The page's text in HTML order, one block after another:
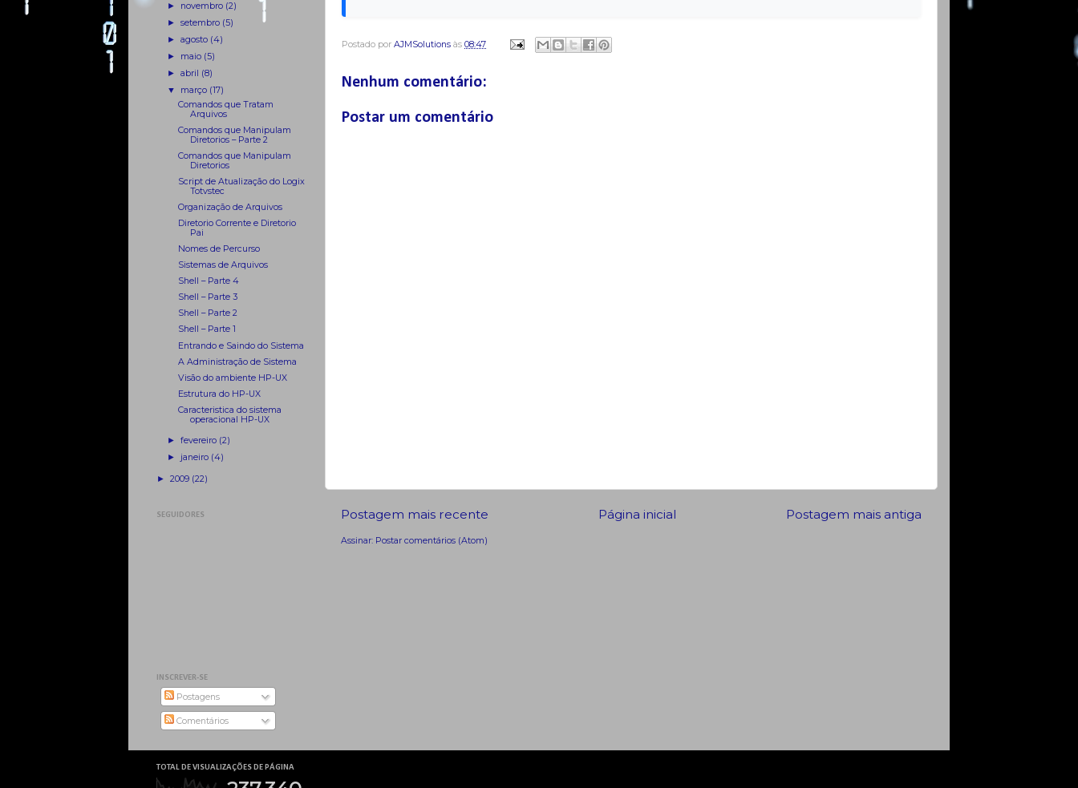
Postado por AJMSolutions às 08:47
Nenhum comentário:
Postar um comentário
Postagem mais recente Postagem mais antiga
Página inicial
Assinar: Postar comentários (Atom)
► novembro (2)
► setembro (5)
► agosto (4)
► maio (5)
► abril (8)
▼ março (17)
Comandos que Tratam
Arquivos
Comandos que Manipulam
Diretorios – Parte 2
Comandos que Manipulam
Diretorios
Script de Atualização do Logix
Totvstec
Organização de Arquivos
Diretorio Corrente e Diretorio
Pai
Nomes de Percurso
Sistemas de Arquivos
Shell – Parte 4
Shell – Parte 3
Shell – Parte 2
Shell – Parte 1
Entrando e Saindo do Sistema
A Administração de Sistema
Visão do ambiente HP-UX
Estrutura do HP-UX
Caracteristica do sistema
operacional HP-UX
► fevereiro (2)
► janeiro (4)
► 2009 (22)
SEGUIDORES
INSCREVER-SE
Postagens
Comentários
TOTAL DE VISUALIZAÇÕES DE PÁGINA